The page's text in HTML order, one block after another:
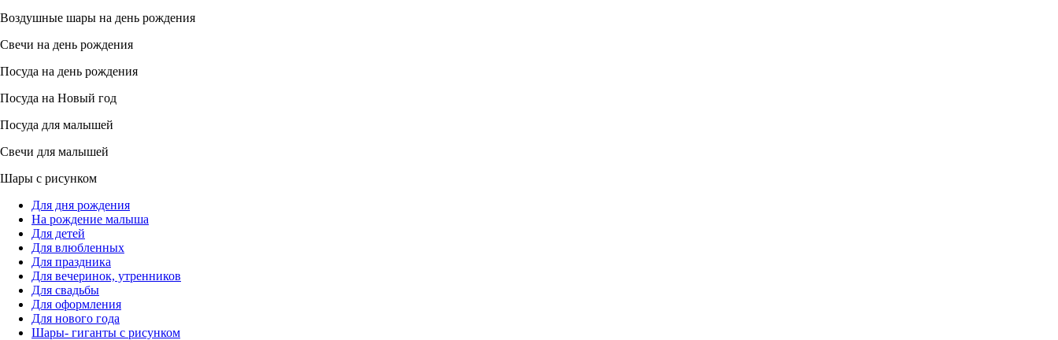
Воздушные шары на день рождения
Свечи на день рождения
Посуда на день рождения
Посуда на Новый год
Посуда для малышей
Свечи для малышей
Шары с рисунком
Для дня рождения
На рождение малыша
Для детей
Для влюбленных
Для праздника
Для вечеринок, утренников
Для свадьбы
Для оформления
Для нового года
Шары- гиганты с рисунком